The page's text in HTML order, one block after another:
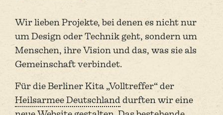
Wir lieben Projekte, bei denen es nicht nur
um Design oder Technik geht, sondern um
Menschen, ihre Vision und das, was sie als
Gemeinschaft verbindet.
Für die Berliner Kita „Volltreffer“ der
Heilsarmee Deutschland durften wir eine